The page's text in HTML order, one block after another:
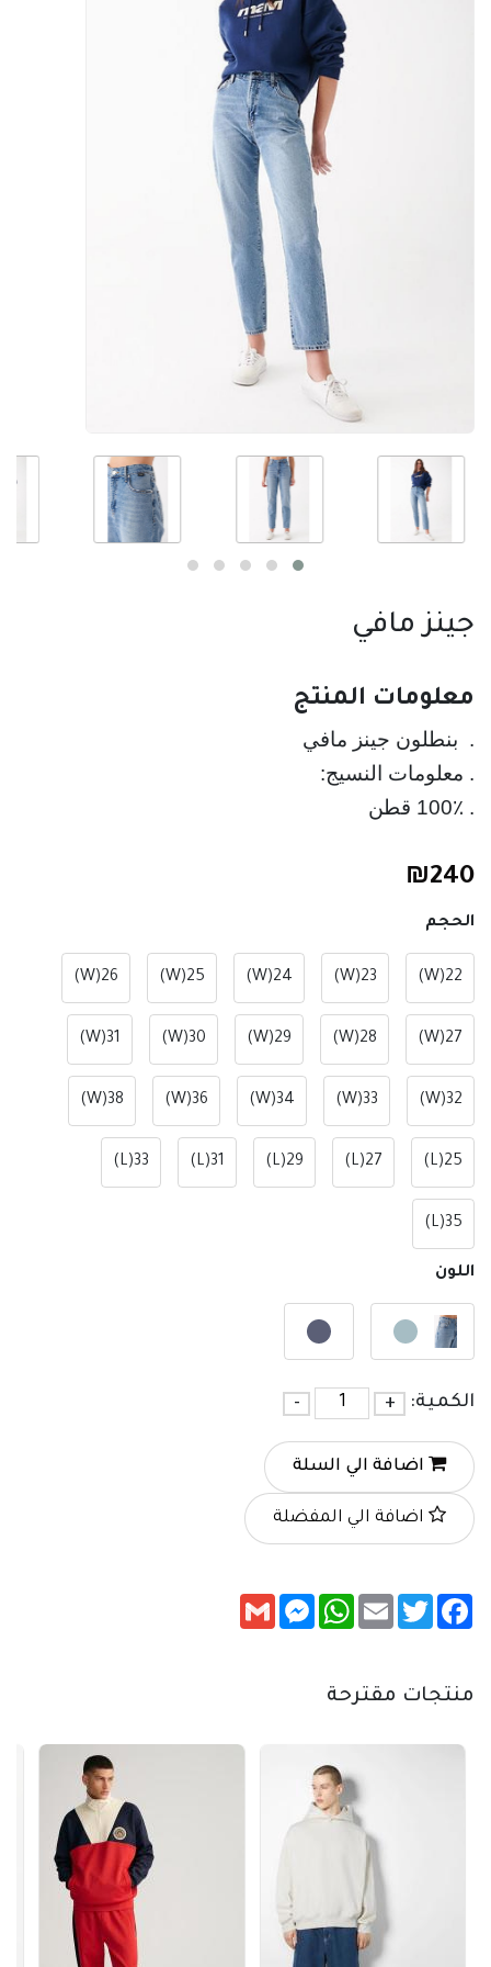
جينز مافي
معلومات المنتج
. 100٪ قطن
₪240
الحجم
22(W)
23(W)
24(W)
25(W)
26(W)
27(W)
28(W)
29(W)
30(W)
31(W)
32(W)
33(W)
34(W)
36(W)
38(W)
25(L)
27(L)
29(L)
31(L)
33(L)
35(L)
اللون
الكمية: +
-
اضافة الي السلة
اضافة الي المفضلة
Facebook
Twitter
Email
WhatsApp
Messenger
Gmail
منتجات مقترحة